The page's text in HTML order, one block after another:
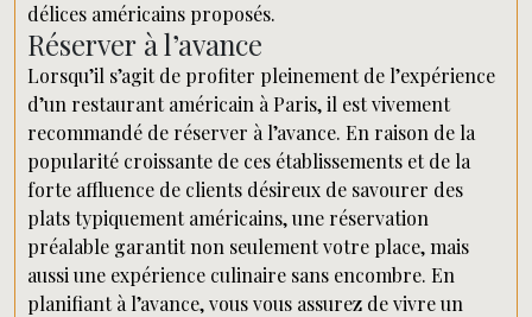
délices américains proposés.
Réserver à l’avance
Lorsqu’il s’agit de profiter pleinement de l’expérience
d’un restaurant américain à Paris, il est vivement
recommandé de réserver à l’avance. En raison de la
popularité croissante de ces établissements et de la
forte affluence de clients désireux de savourer des
plats typiquement américains, une réservation
préalable garantit non seulement votre place, mais
aussi une expérience culinaire sans encombre. En
planifiant à l’avance, vous vous assurez de vivre un